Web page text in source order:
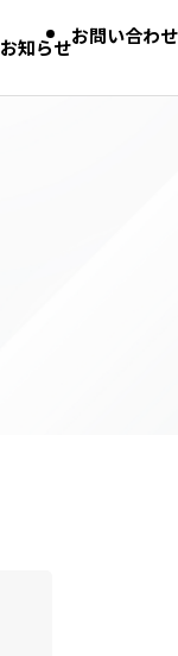
お知らせお問い合わせ